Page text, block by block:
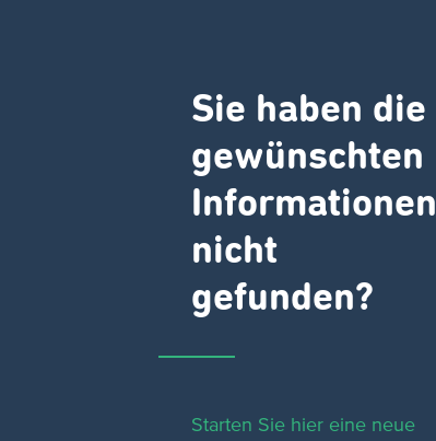
Sie haben die
gewünschten
Informationen
nicht
gefunden?
Starten Sie hier eine neue